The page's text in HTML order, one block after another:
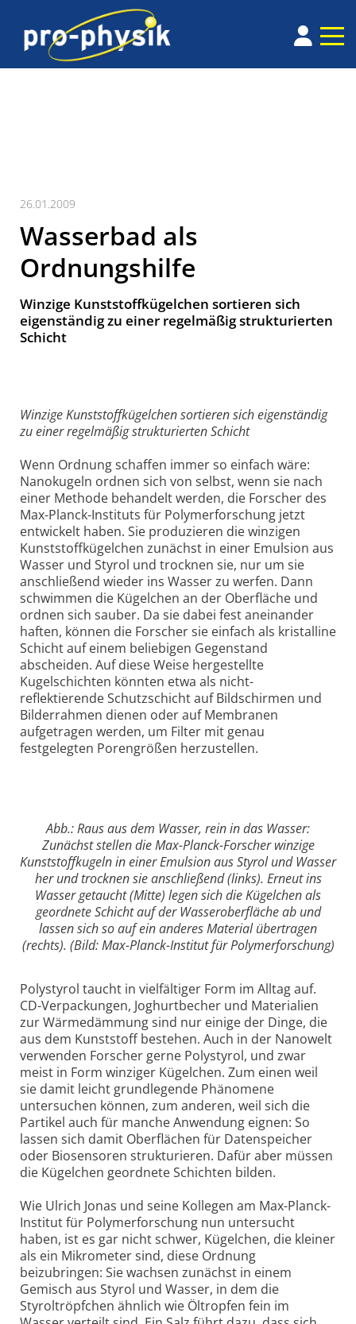
26.01.2009
Wasserbad als
Ordnungshilfe
Winzige Kunststoffkügelchen sortieren sich
eigenständig zu einer regelmäßig strukturierten
Schicht
Winzige Kunststoffkügelchen sortieren sich eigenständig
zu einer regelmäßig strukturierten Schicht
Wenn Ordnung schaffen immer so einfach wäre:
Nanokugeln ordnen sich von selbst, wenn sie nach
einer Methode behandelt werden, die Forscher des
Max-Planck-Instituts für Polymerforschung jetzt
entwickelt haben. Sie produzieren die winzigen
Kunststoffkügelchen zunächst in einer Emulsion aus
Wasser und Styrol und trocknen sie, nur um sie
anschließend wieder ins Wasser zu werfen. Dann
schwimmen die Kügelchen an der Oberfläche und
ordnen sich sauber. Da sie dabei fest aneinander
haften, können die Forscher sie einfach als kristalline
Schicht auf einem beliebigen Gegenstand
abscheiden. Auf diese Weise hergestellte
Kugelschichten könnten etwa als nicht-
reflektierende Schutzschicht auf Bildschirmen und
Bilderrahmen dienen oder auf Membranen
aufgetragen werden, um Filter mit genau
festgelegten Porengrößen herzustellen.
Abb.: Raus aus dem Wasser, rein in das Wasser:
Zunächst stellen die Max-Planck-Forscher winzige
Kunststoffkugeln in einer Emulsion aus Styrol und Wasser
her und trocknen sie anschließend (links). Erneut ins
Wasser getaucht (Mitte) legen sich die Kügelchen als
geordnete Schicht auf der Wasseroberfläche ab und
lassen sich so auf ein anderes Material übertragen
(rechts). (Bild: Max-Planck-Institut für Polymerforschung)
Polystyrol taucht in vielfältiger Form im Alltag auf.
CD-Verpackungen, Joghurtbecher und Materialien
zur Wärmedämmung sind nur einige der Dinge, die
aus dem Kunststoff bestehen. Auch in der Nanowelt
verwenden Forscher gerne Polystyrol, und zwar
meist in Form winziger Kügelchen. Zum einen weil
sie damit leicht grundlegende Phänomene
untersuchen können, zum anderen, weil sich die
Partikel auch für manche Anwendung eignen: So
lassen sich damit Oberflächen für Datenspeicher
oder Biosensoren strukturieren. Dafür aber müssen
die Kügelchen geordnete Schichten bilden.
Wie Ulrich Jonas und seine Kollegen am Max-Planck-
Institut für Polymerforschung nun untersucht
haben, ist es gar nicht schwer, Kügelchen, die kleiner
als ein Mikrometer sind, diese Ordnung
beizubringen: Sie wachsen zunächst in einem
Gemisch aus Styrol und Wasser, in dem die
Styroltröpfchen ähnlich wie Öltropfen fein im